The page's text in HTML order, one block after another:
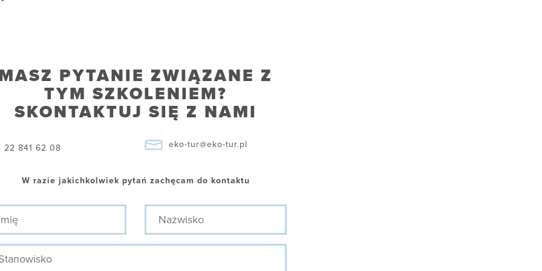
PYTANIE ZWIĄZANE Z
TYM SZKOLENIEM?
SKONTAKTUJ SIĘ Z NAMI
22 841 62 08 eko-tur@eko-tur.pl
W razie jakichkolwiek pytań zachęcam do kontaktu
Nazwisko